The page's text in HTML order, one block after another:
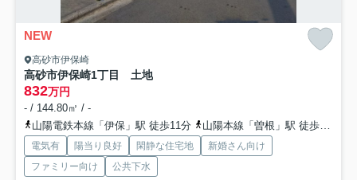
NEW
高砂市伊保崎
高砂市伊保崎1丁目 土地
832万円
- / 144.80㎡ / -
山陽電鉄本線「伊保」駅 徒歩11分
山陽本線「曽根」駅 徒歩44分
電気有 陽当り良好 閑静な住宅地
新婚さん向け
ファミリー向け
公共下水